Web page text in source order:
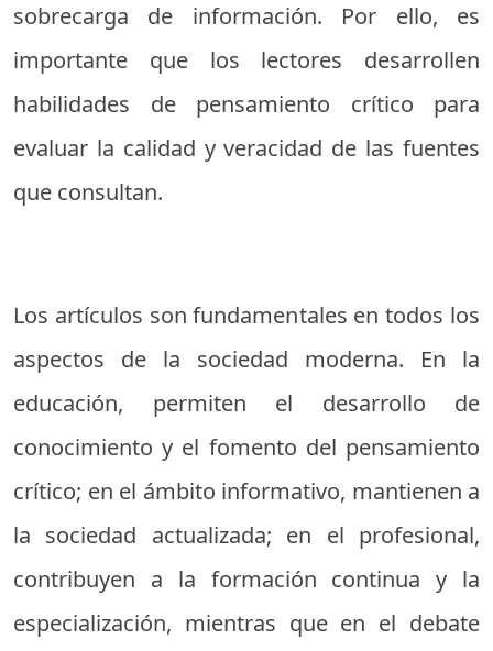
sobrecarga de información. Por ello, es
importante que los lectores desarrollen
habilidades de pensamiento crítico para
evaluar la calidad y veracidad de las fuentes
que consultan.
Los artículos son fundamentales en todos los
aspectos de la sociedad moderna. En la
educación, permiten el desarrollo de
conocimiento y el fomento del pensamiento
crítico; en el ámbito informativo, mantienen a
la sociedad actualizada; en el profesional,
contribuyen a la formación continua y la
especialización, mientras que en el debate